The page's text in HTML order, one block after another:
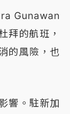
Gunawan
拜的航班，
的風險，也
響。駐新加